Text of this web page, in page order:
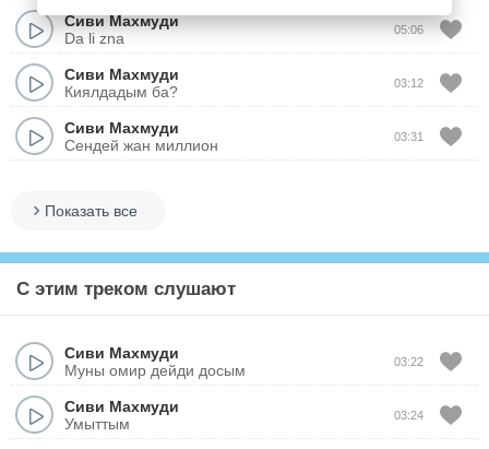
Сиви Махмуди
Da li zna
05:06
Сиви Махмуди
Киялдадым ба?
03:12
Сиви Махмуди
Сендей жан миллион
03:31
Показать все
С этим треком слушают
Сиви Махмуди
Муны омир дейди досым
03:22
Сиви Махмуди
Умыттым
03:24